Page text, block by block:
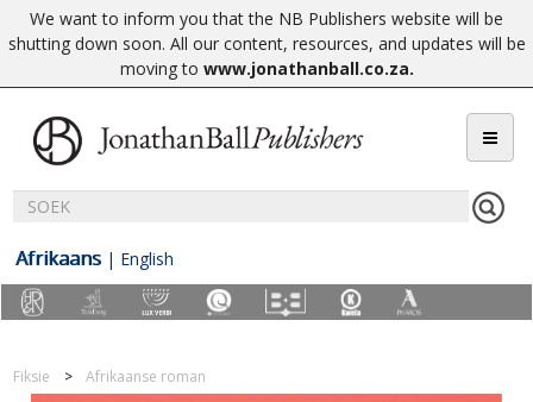
We want to inform you that the NB Publishers website will be
shutting down soon. All our content, resources, and updates will be
moving to www.jonathanball.co.za.
Afrikaans | English
Fiksie Afrikaanse roman